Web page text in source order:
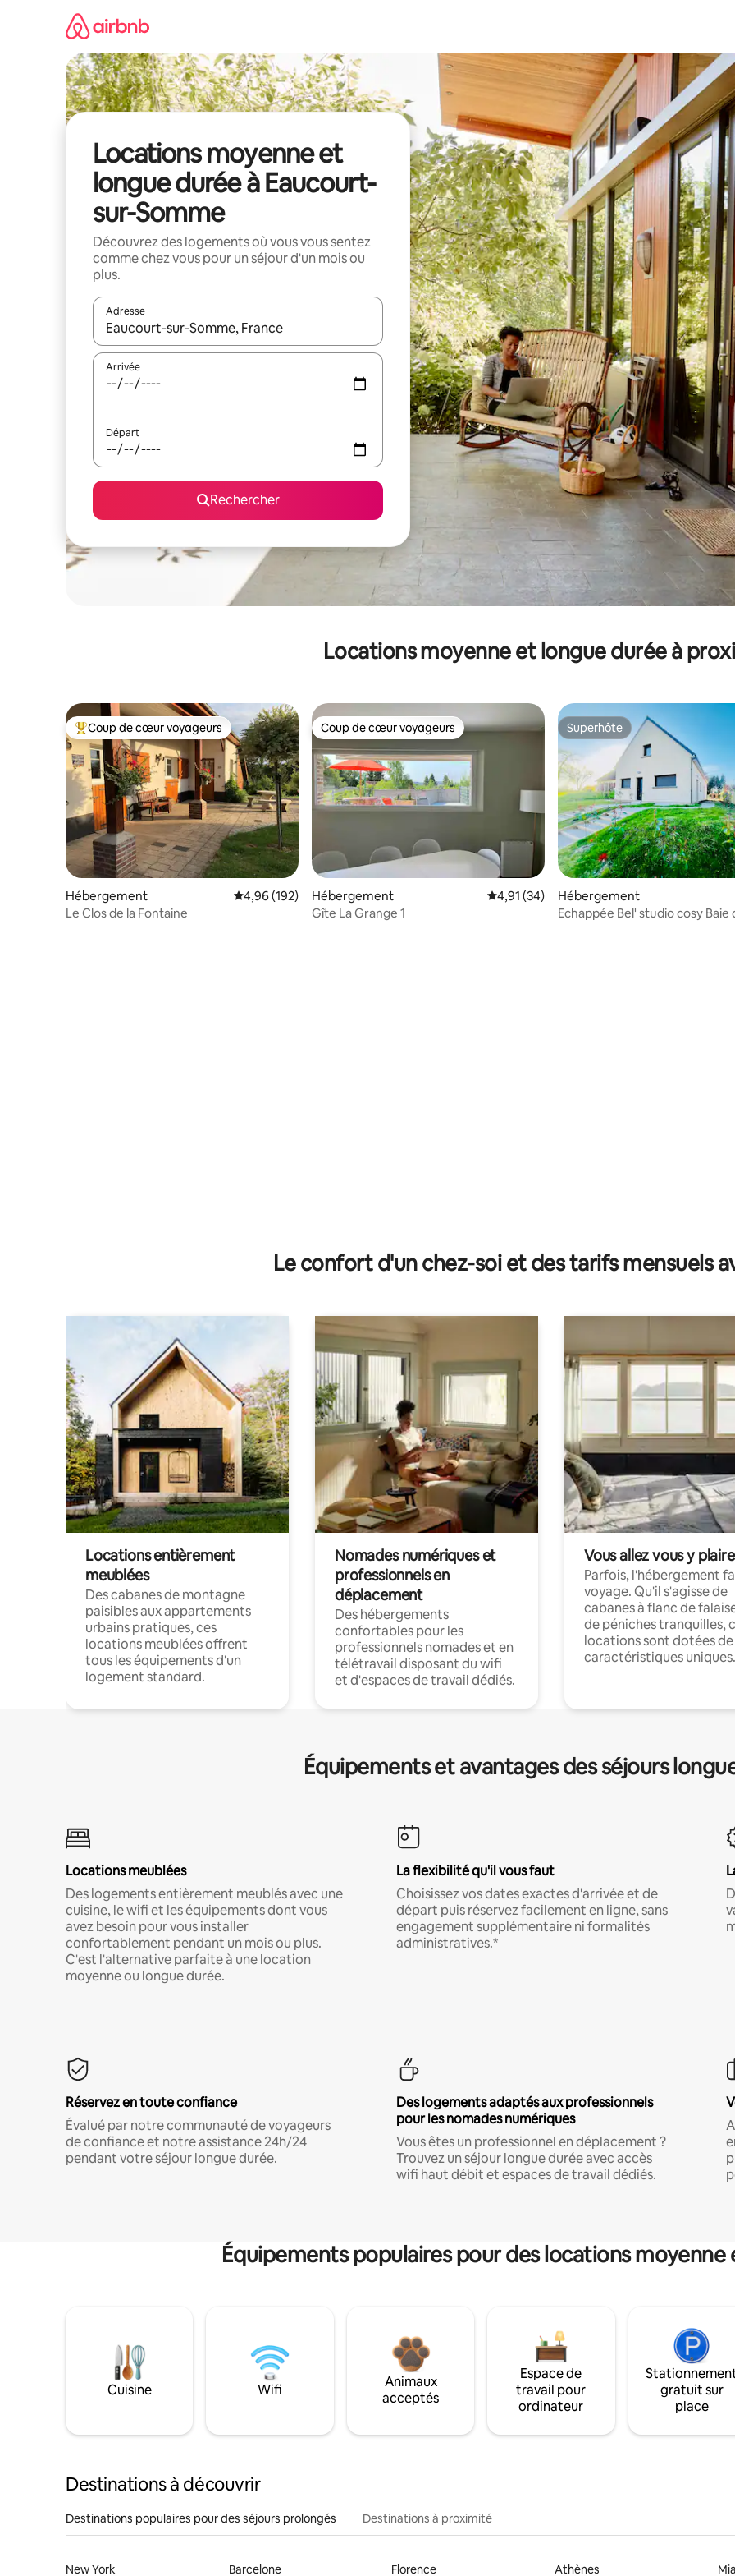
Locations moyenne et
longue durée à Eaucourt-
sur-Somme
Découvrez des logements où vous vous sentez
comme chez vous pour un séjour d'un mois ou
plus.
Adresse
Lorsque les résultats s'affichent, utilisez les flèches vers le haut et vers le bas pour les parcourir ou en appuyant et en
Arrivée
Départ
Rechercher
Locations moyenne et longue durée à
Coups de cœur voyageurs les plus appréciés
Coup de cœur voyageurs
Hébergement Évaluation moyenne sur la base de 192 commentaires : 4,96 sur 5
4,96 (192)
Le Clos de la Fontaine
Coup de cœur voyageurs
Coup de cœur voyageurs
Hébergement Évaluation moyenne sur la base de 34
4,91 (34)
Gîte La Grange 1
Superhôte
Superhôte
Hébergement
Echappée Bel' studio cosy Baie
Le confort d'un chez-soi et des tarifs mensuels
Locations entièrement
meublées
Des cabanes de montagne
paisibles aux appartements
urbains pratiques, ces
locations meublées offrent
tous les équipements d'un
logement standard.
Nomades numériques et
professionnels en
déplacement
Des hébergements
confortables pour les
professionnels nomades et en
télétravail disposant du wifi
et d'espaces de travail dédiés.
Vous allez vous y plaire
Parfois, l'hébergement
voyage. Qu'il s'agisse de
cabanes à flanc de
de péniches tranquilles,
locations sont dotées de
caractéristiques uniques.
Équipements et avantages des séjours
Locations meublées
Des logements entièrement meublés avec une
cuisine, le wifi et les équipements dont vous
avez besoin pour vous installer
confortablement pendant un mois ou plus.
C'est l'alternative parfaite à une location
moyenne ou longue durée.
La flexibilité qu'il vous faut
Choisissez vos dates exactes d'arrivée et de
départ puis réservez facilement en ligne, sans
engagement supplémentaire ni formalités
administratives.*
Réservez en toute confiance
Évalué par notre communauté de voyageurs
de confiance et notre assistance 24h/24
pendant votre séjour longue durée.
Des logements adaptés aux professionnels
pour les nomades numériques
Vous êtes un professionnel en déplacement ?
Trouvez un séjour longue durée avec accès
wifi haut débit et espaces de travail dédiés.
Équipements populaires pour des locations
Cuisine Wifi
Animaux
acceptés
Espace de
travail pour
ordinateur
gratuit sur
place
Destinations à découvrir
Destinations populaires pour des séjours prolongés Destinations à proximité
New York Barcelone Florence Athènes